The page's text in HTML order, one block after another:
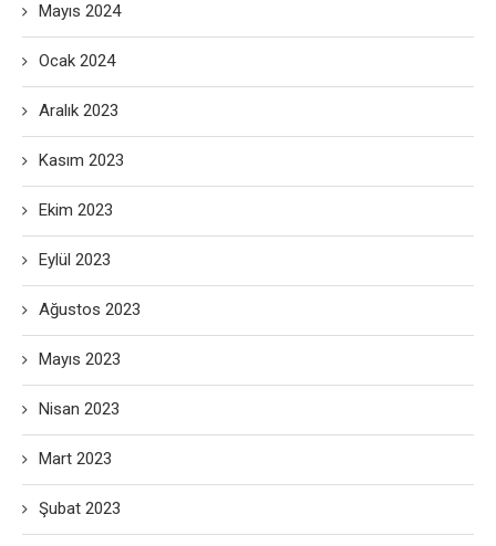
Mayıs 2024
Ocak 2024
Aralık 2023
Kasım 2023
Ekim 2023
Eylül 2023
Ağustos 2023
Mayıs 2023
Nisan 2023
Mart 2023
Şubat 2023